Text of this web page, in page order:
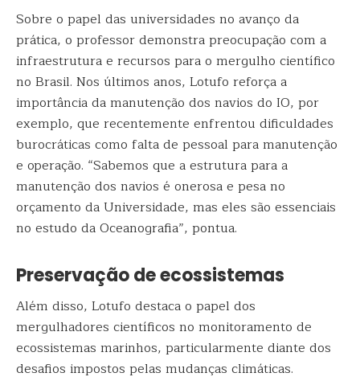
Sobre o papel das universidades no avanço da
prática, o professor demonstra preocupação com a
infraestrutura e recursos para o mergulho científico
no Brasil. Nos últimos anos, Lotufo reforça a
importância da manutenção dos navios do IO, por
exemplo, que recentemente enfrentou dificuldades
burocráticas como falta de pessoal para manutenção
e operação. “Sabemos que a estrutura para a
manutenção dos navios é onerosa e pesa no
orçamento da Universidade, mas eles são essenciais
no estudo da Oceanografia”, pontua.
Preservação de ecossistemas
Além disso, Lotufo destaca o papel dos
mergulhadores científicos no monitoramento de
ecossistemas marinhos, particularmente diante dos
desafios impostos pelas mudanças climáticas.